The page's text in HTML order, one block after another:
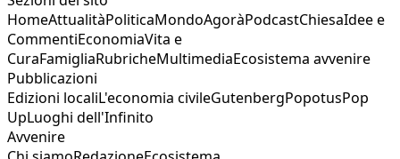
HomeAttualitàPoliticaMondoAgoràPodcastChiesaIdee e
CommentiEconomiaVita e
CuraFamigliaRubricheMultimediaEcosistema avvenire
Pubblicazioni
Edizioni localiL'economia civileGutenbergPopotusPop
UpLuoghi dell'Infinito
Avvenire